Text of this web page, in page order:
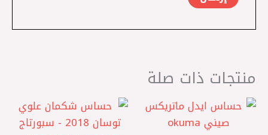
منتجات ذات صلة